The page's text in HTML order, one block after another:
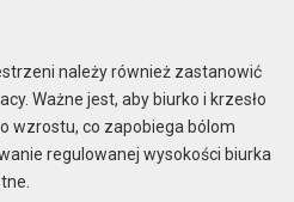
należy również zastanowić
Ważne jest, aby biurko i krzesło
wzrostu, co zapobiega bólom
regulowanej wysokości biurka